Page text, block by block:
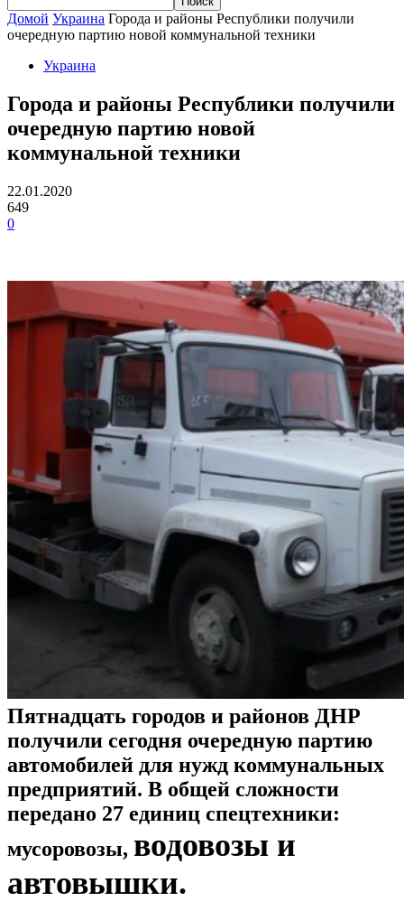
Домой Украина Города и районы Республики получили
очередную партию новой коммунальной техники
Украина
Города и районы Республики получили
очередную партию новой
коммунальной техники
22.01.2020
649
0
Пятнадцать городов и районов ДНР
получили сегодня очередную партию
автомобилей для нужд коммунальных
предприятий. В общей сложности
передано 27 единиц спецтехники:
мусоровозы, водовозы и
автовышки.